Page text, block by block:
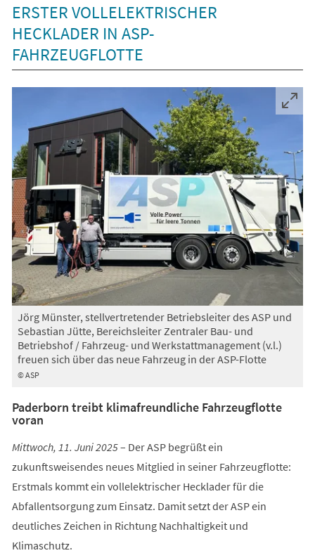
ERSTER VOLLELEKTRISCHER
HECKLADER IN ASP-
FAHRZEUGFLOTTE
© ASP
Jörg Münster, stellvertretender Betriebsleiter des ASP und
Sebastian Jütte, Bereichsleiter Zentraler Bau- und
Betriebshof / Fahrzeug- und Werkstattmanagement (v.l.)
freuen sich über das neue Fahrzeug in der ASP-Flotte
Paderborn treibt klimafreundliche Fahrzeugflotte
voran
Mittwoch, 11. Juni 2025– Der ASP begrüßt ein
zukunftsweisendes neues Mitglied in seiner Fahrzeugflotte:
Erstmals kommt ein vollelektrischer Hecklader für die
Abfallentsorgung zum Einsatz. Damit setzt der ASP ein
deutliches Zeichen in Richtung Nachhaltigkeit und
Klimaschutz.